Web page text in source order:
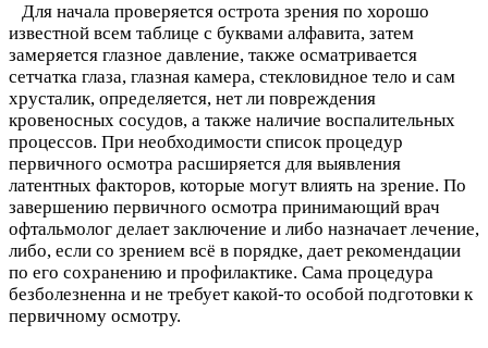
Для начала проверяется острота зрения по хорошо
известной всем таблице с буквами алфавита, затем
замеряется глазное давление, также осматривается
сетчатка глаза, глазная камера, стекловидное тело и сам
хрусталик, определяется, нет ли повреждения
кровеносных сосудов, а также наличие воспалительных
процессов. При необходимости список процедур
первичного осмотра расширяется для выявления
латентных факторов, которые могут влиять на зрение. По
завершению первичного осмотра принимающий врач
офтальмолог делает заключение и либо назначает лечение,
либо, если со зрением всё в порядке, дает рекомендации
по его сохранению и профилактике. Сама процедура
безболезненна и не требует какой-то особой подготовки к
первичному осмотру.